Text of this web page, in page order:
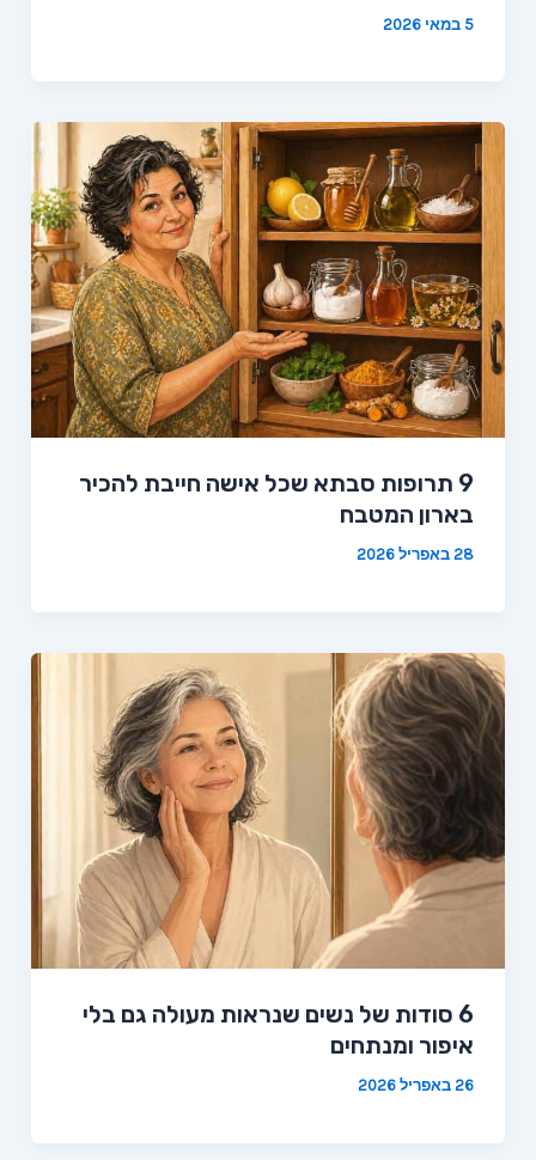
5 במאי 2026
9 תרופות סבתא שכל אישה חייבת להכיר
בארון המטבח
28 באפריל 2026
6 סודות של נשים שנראות מעולה גם בלי
איפור ומנתחים
26 באפריל 2026